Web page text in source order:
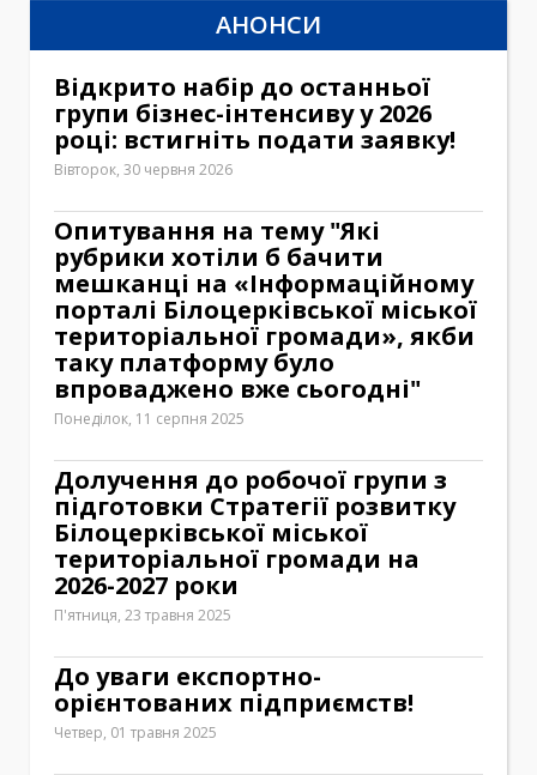
АНОНСИ
Відкрито набір до останньої
групи бізнес-інтенсиву у 2026
році: встигніть подати заявку!
Вівторок, 30 червня 2026
Опитування на тему "Які
рубрики хотіли б бачити
мешканці на «Інформаційному
порталі Білоцерківської міської
територіальної громади», якби
таку платформу було
впроваджено вже сьогодні"
Понеділок, 11 серпня 2025
Долучення до робочої групи з
підготовки Стратегії розвитку
Білоцерківської міської
територіальної громади на
2026-2027 роки
П'ятниця, 23 травня 2025
До уваги експортно-
орієнтованих підприємств!
Четвер, 01 травня 2025